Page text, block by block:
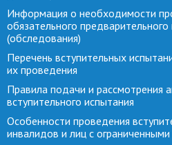
Информация о необходимости
обязательного
(обследования)
Перечень вступительных
их проведения
Правила подачи и рассмотрения
вступительного испытания
Особенности проведения
инвалидов и лиц с